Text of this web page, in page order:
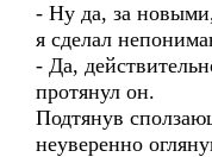
- Ну да, за
я сделал
- Да,
протянул он.
Подтянув
неуверенно